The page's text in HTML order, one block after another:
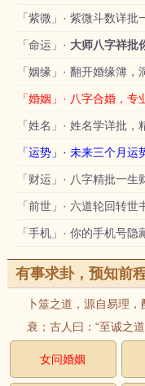
「紫微」· 紫微斗数详批
「命运」· 大师八字祥批
「姻缘」· 翻开婚缘簿
「婚姻」· 八字合婚，
「姓名」· 姓名学详批
「运势」· 未来三个月
「财运」· 八字精批一
「前世」· 六道轮回转
「手机」· 你的手机号隐
有事求卦，预知前
卜筮之道，源自易理
衰；古人曰：“至诚之道
女问婚姻